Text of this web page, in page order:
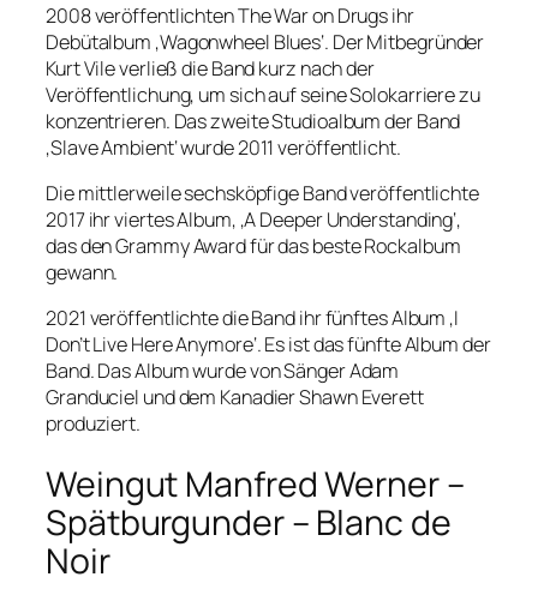
2008 veröffentlichten The War on Drugs ihr
Debütalbum ‚Wagonwheel Blues‘. Der Mitbegründer
Kurt Vile verließ die Band kurz nach der
Veröffentlichung, um sich auf seine Solokarriere zu
konzentrieren. Das zweite Studioalbum der Band
‚Slave Ambient‘ wurde 2011 veröffentlicht.
Die mittlerweile sechsköpfige Band veröffentlichte
2017 ihr viertes Album, ‚A Deeper Understanding‘,
das den Grammy Award für das beste Rockalbum
gewann.
2021 veröffentlichte die Band ihr fünftes Album ‚I
Don’t Live Here Anymore‘. Es ist das fünfte Album der
Band. Das Album wurde von Sänger Adam
Granduciel und dem Kanadier Shawn Everett
produziert.
Weingut Manfred Werner –
Spätburgunder – Blanc de
Noir